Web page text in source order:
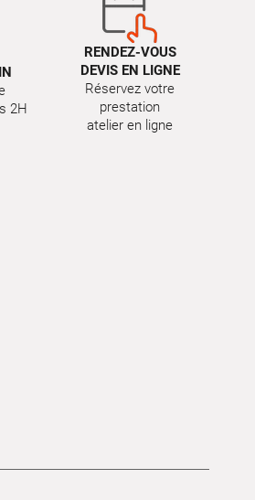
2H
RENDEZ-VOUS
DEVIS EN LIGNE
Réservez votre
prestation
atelier en ligne